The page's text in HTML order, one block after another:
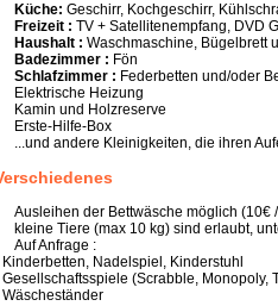
Küche: Geschirr, Kochgeschirr,
Freizeit : TV + Satellitenempfang, DVD
Haushalt : Waschmaschine, Bügelbrett
Badezimmer : Fön
Schlafzimmer : Federbetten und/oder
Elektrische Heizung
Kamin und Holzreserve
Erste-Hilfe-Box
...und andere Kleinigkeiten, die ihren
Ausleihen der Bettwäsche möglich (10€
kleine Tiere (max 10 kg) sind erlaubt,
Auf Anfrage :
Kinderbetten, Nadelspiel, Kinderstuhl
Gesellschaftsspiele (Scrabble, Monopoly,
Wäscheständer